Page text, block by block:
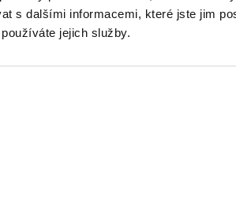
s dalšími informacemi, které jste jim
jejich služby.